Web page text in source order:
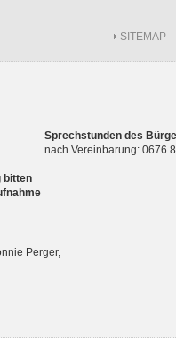
SITEMAP
bitten
Sprechstunden des
nach Vereinbarung: 0676
Perger,